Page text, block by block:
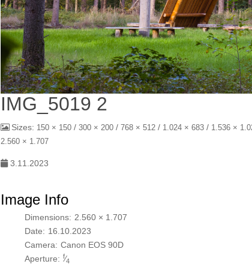
IMG_5019 2
Sizes: 150 × 150 / 300 × 200 / 768 × 512 / 1.024 × 683 / 1.536 ×
2.560 × 1.707
3.11.2023
Image Info
Dimensions: 2.560 × 1.707
Date: 16.10.2023
Camera: Canon EOS 90D
Aperture: f⁄4